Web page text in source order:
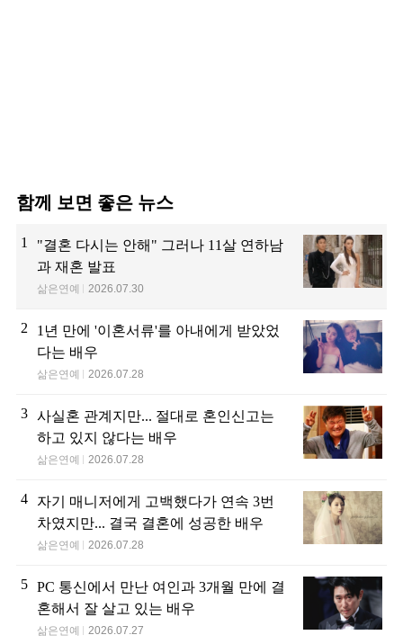
함께 보면 좋은 뉴스
1
"결혼 다시는 안해" 그러나 11살 연하남
과 재혼 발표
삶은연예 2026.07.30
2
1년 만에 '이혼서류'를 아내에게 받았었
다는 배우
삶은연예 2026.07.28
3 사실혼 관계지만... 절대로 혼인신고는
하고 있지 않다는 배우
삶은연예 2026.07.28
4
자기 매니저에게 고백했다가 연속 3번
차였지만... 결국 결혼에 성공한 배우
삶은연예 2026.07.28
5 PC 통신에서 만난 여인과 3개월 만에 결
혼해서 잘 살고 있는 배우
삶은연예 2026.07.27